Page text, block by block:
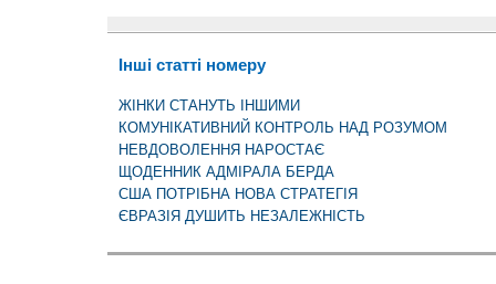
Інші статті номеру
ЖІНКИ СТАНУТЬ ІНШИМИ
КОМУНІКАТИВНИЙ КОНТРОЛЬ НАД РОЗУМОМ
НЕВДОВОЛЕННЯ НАРОСТАЄ
ЩОДЕННИК АДМІРАЛА БЕРДА
США ПОТРІБНА НОВА СТРАТЕГІЯ
ЄВРАЗІЯ ДУШИТЬ НЕЗАЛЕЖНІСТЬ